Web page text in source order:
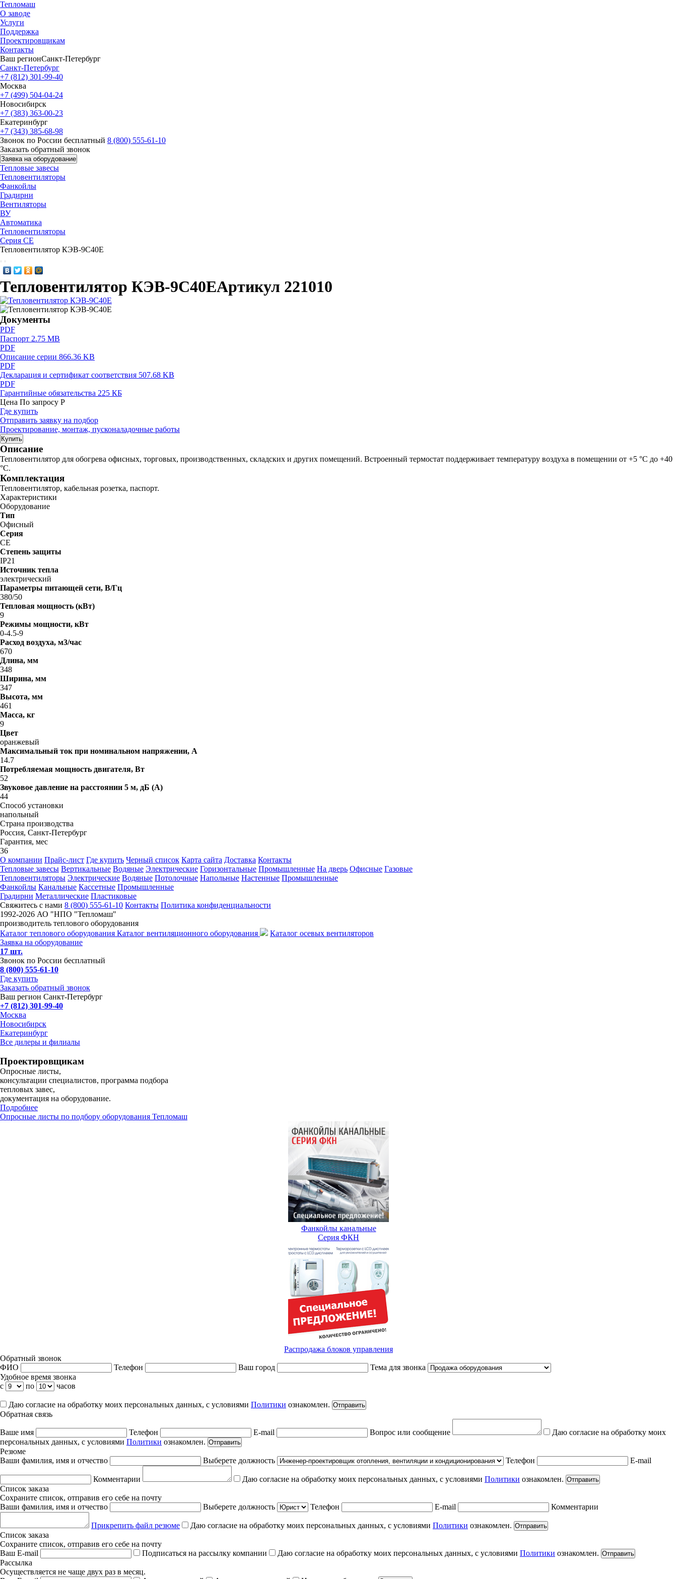
Тепломаш
О заводе
Услуги
Поддержка
Проектировщикам
Контакты
Ваш регионСанкт-Петербург
Санкт-Петербург
+7 (812) 301-99-40
Москва
+7 (499) 504-04-24
Новосибирск
+7 (383) 363-00-23
Екатеринбург
+7 (343) 385-68-98
Звонок по России бесплатный 8 (800) 555-61-10
Заказать обратный звонок
Заявка на оборудование
Тепловые завесы
Тепловентиляторы
Фанкойлы
Градирни
Вентиляторы
ВУ
Автоматика
Тепловентиляторы
Серия CE
Тепловентилятор КЭВ-9С40Е
Тепловентилятор КЭВ-9С40ЕАртикул 221010
Документы
PDF
Паспорт 2.75 MB
PDF
Описание серии 866.36 KB
PDF
Декларация и сертификат соответствия 507.68 KB
PDF
Гарантийные обязательства 225 КБ
Цена По запросу Р
Где купить
Отправить заявку на подбор
Проектирование, монтаж, пусконаладочные работы
Купить
Описание
Тепловентилятор для обогрева офисных, торговых, производственных, складских и других помещений. Встроенный термостат поддерживает температуру воздуха в помещении от +5 °С до +40
°С.
Комплектация
Тепловентилятор, кабельная розетка, паспорт.
Характеристики
Оборудование
Тип
Офисный
Серия
CE
Степень защиты
IP21
Источник тепла
электрический
Параметры питающей сети, В/Гц
380/50
Тепловая мощность (кВт)
9
Режимы мощности, кВт
0-4.5-9
Расход воздуха, м3/час
670
Длина, мм
348
Ширина, мм
347
Высота, мм
461
Масса, кг
9
Цвет
оранжевый
Максимальный ток при номинальном напряжении, A
14.7
Потребляемая мощность двигателя, Вт
52
Звуковое давление на расстоянии 5 м, дБ (A)
44
Способ установки
напольный
Страна производства
Россия, Санкт-Петербург
Гарантия, мес
36
О компании Прайс-лист Где купить Черный список Карта сайта Доставка Контакты
Тепловые завесы Вертикальные Водяные Электрические Горизонтальные Промышленные На дверь Офисные Газовые
Тепловентиляторы Электрические Водяные Потолочные Напольные Настенные Промышленные
Фанкойлы Канальные Кассетные Промышленные
Градирни Металлические Пластиковые
Свяжитесь с нами 8 (800) 555-61-10 Контакты Политика конфиденциальности
1992-2026 АО "НПО "Тепломаш"
производитель теплового оборудования
Каталог теплового оборудования Каталог вентиляционного оборудования
Каталог осевых вентиляторов
Заявка на оборудование
17 шт.
Звонок по России бесплатный
8 (800) 555-61-10
Где купить
Заказать обратный звонок
Ваш регион Санкт-Петербург
+7 (812) 301-99-40
Москва
Новосибирск
Екатеринбург
Все дилеры и филиалы
Проектировщикам
Опросные листы,
консультации специалистов, программа подбора
тепловых завес,
документация на оборудование.
Подробнее
Опросные листы по подбору оборудования Тепломаш
Фанкойлы канальные
Серия ФКН
Распродажа блоков управления
Обратный звонок
ФИО
Телефон Ваш город
Тема для звонка
Удобное время звонка
с
по часов
Даю согласие на обработку моих персональных данных, с условиями Политики ознакомлен. Отправить
Обратная связь
Ваше имя Телефон E-mail Вопрос или сообщение
Даю согласие на обработку моих
персональных данных, с условиями Политики ознакомлен. Отправить
Резюме
Ваши фамилия, имя и отчество
Выберете должность Телефон E-mail
Комментарии Даю согласие на обработку моих персональных данных, с условиями Политики ознакомлен. Отправить
Список заказа
Сохраните список, отправив его себе на почту
Ваши фамилия, имя и отчество
Выберете должность Телефон E-mail Комментарии
Прикрепить файл резюме Даю согласие на обработку моих персональных данных, с условиями Политики ознакомлен. Отправить
Список заказа
Сохраните список, отправив его себе на почту
Ваш E-mail
Подписаться на рассылку компании Даю согласие на обработку моих персональных данных, с условиями Политики ознакомлен. Отправить
Рассылка
Осуществляется не чаще двух раз в месяц.